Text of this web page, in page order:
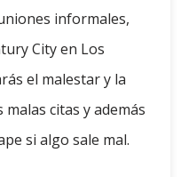
informales,
City en Los
el malestar y la
citas y además
si algo sale mal.